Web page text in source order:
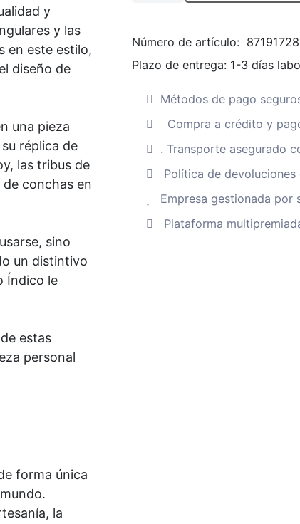
y
y las
en este estilo,
diseño de
una pieza
réplica de
las tribus de
de conchas en
sino
un distintivo
Índico le
estas
personal
forma única
la
con
tribal
étnico,
elaborado
con
naturales.
Cantidad
Número de artículo:
Plazo de entrega: 1-3 días
Métodos de pago
Compra a crédito y
. Transporte asegurado
Política de devoluciones
Empresa gestionada por
Plataforma